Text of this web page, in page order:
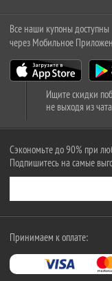
Все наши купоны доступны
через Мобильное
Ищите скидки
не выходя из
Сэкономьте до 90% при
Подпишитесь на самые
Принимаем к оплате: